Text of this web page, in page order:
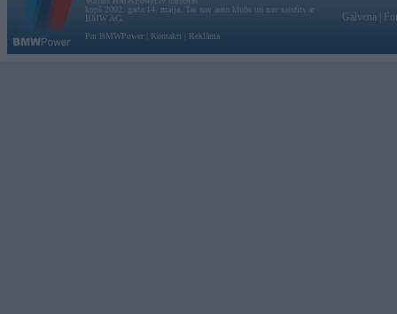
kopš 2002. gada 14. maija. Tas nav auto klubs un nav saistīts ar
BMW AG.
Par BMWPower
Kontakti Reklāma
Galvena